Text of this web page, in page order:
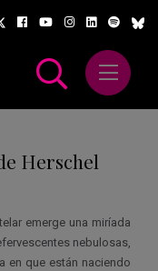
Abrir
Herschel
emerge una miríada
nebulosas,
en que están naciendo